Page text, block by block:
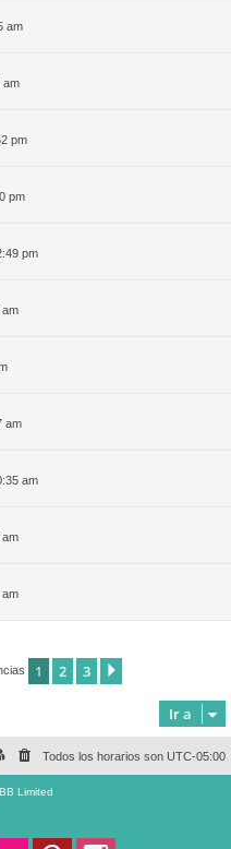
am
am
pm
pm
pm
am
am
am
am
am
1 2 3
Ir a
Todos los horarios son UTC-05:00
Limited